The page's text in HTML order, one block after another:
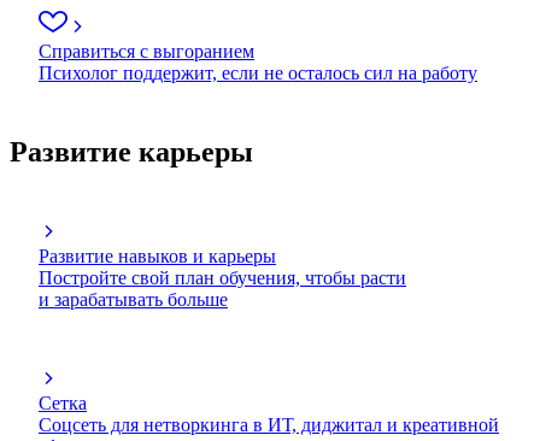
Справиться с выгоранием
Психолог поддержит, если не осталось сил на работу
Развитие карьеры
Развитие навыков и карьеры
Постройте свой план обучения, чтобы расти
и зарабатывать больше
Сетка
Соцсеть для нетворкинга в ИТ, диджитал и креативной